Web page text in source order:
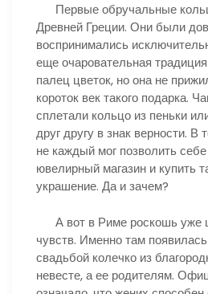
Первые обручальные
Древней Греции. Они были
воспринимались
еще очаровательная
палец цветок, но она не
короток век такого подарка.
сплетали кольцо из пеньки
друг другу в знак верности. В
не каждый мог позволить
ювелирный магазин и купить
украшение. Да и зачем?
А вот в Риме роскошь уже
чувств. Именно там
свадьбой колечко из
невесте, а ее родителям.